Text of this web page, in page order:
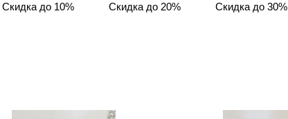
Скидка до 10% Скидка до 20% Скидка до 30%